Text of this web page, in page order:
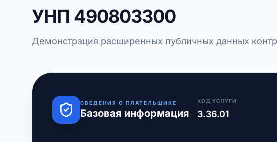
УНП 490803300
Демонстрация расширенных публичных данных
СВЕДЕНИЯ О ПЛАТЕЛЬЩИКЕ
Базовая информация
КОД УСЛУГИ
3.36.01